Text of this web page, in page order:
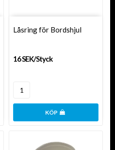
Låsring för Bordshjul
16 SEK/Styck
KÖP